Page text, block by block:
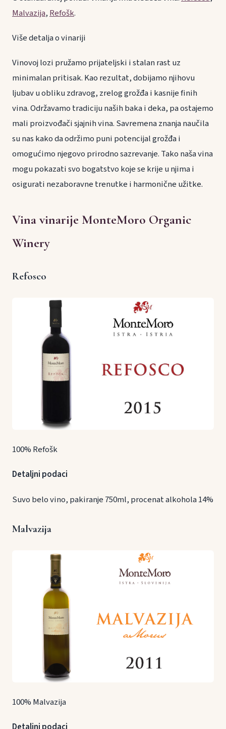
Malvazija, Refošk.
Više detalja o vinariji
Vinovoj lozi pružamo prijateljski i stalan rast uz
minimalan pritisak. Kao rezultat, dobijamo njihovu
ljubav u obliku zdravog, zrelog grožđa i kasnije finih
vina. Održavamo tradiciju naših baka i deka, pa ostajemo
mali proizvođači sjajnih vina. Savremena znanja naučila
su nas kako da održimo puni potencijal grožđa i
omogućimo njegovo prirodno sazrevanje. Tako naša vina
mogu pokazati svo bogatstvo koje se krije u njima i
osigurati nezaboravne trenutke i harmonične užitke.
Vina vinarije MonteMoro Organic
Winery
Refosco
100% Refošk
Detaljni podaci
Suvo belo vino, pakiranje 750ml, procenat alkohola 14%
Malvazija
100% Malvazija